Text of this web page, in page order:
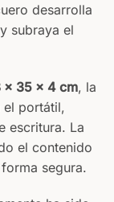
desarrolla
subraya el
x 35 x 4 cm, la
el portátil,
escritura. La
el contenido
segura.